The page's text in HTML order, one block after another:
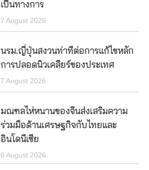
เป็นทางการ
7 August 2026
นรม.ญี่ปุ่นสงวนท่าทีต่อการแก้ไขหลัก
การปลอดนิวเคลียร์ของประเทศ
7 August 2026
มณฑลไห่หนานของจีนส่งเสริมความ
ร่วมมือด้านเศรษฐกิจกับไทยและ
อินโดนีเซีย
6 August 2026